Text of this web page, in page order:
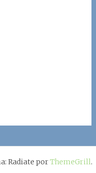
Radiate porThemeGrill.